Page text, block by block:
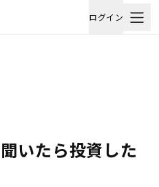
ログイン
いたら投資した